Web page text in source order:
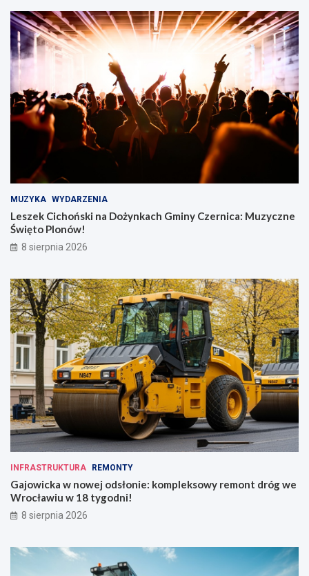
MUZYKA WYDARZENIA
Leszek Cichoński na Dożynkach Gminy Czernica: Muzyczne
Święto Plonów!
8 sierpnia 2026
INFRASTRUKTURA REMONTY
Gajowicka w nowej odsłonie: kompleksowy remont dróg we
Wrocławiu w 18 tygodni!
8 sierpnia 2026